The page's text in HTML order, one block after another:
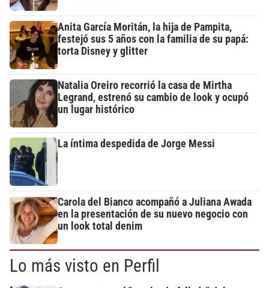
Anita García Moritán, la hija de Pampita,
festejó sus 5 años con la familia de su papá:
torta Disney y glitter
Natalia Oreiro recorrió la casa de Mirtha
Legrand, estrenó su cambio de look y ocupó
un lugar histórico
La íntima despedida de Jorge Messi
Carola del Bianco acompañó a Juliana Awada
en la presentación de su nuevo negocio con
un look total denim
Lo más visto en Perfil